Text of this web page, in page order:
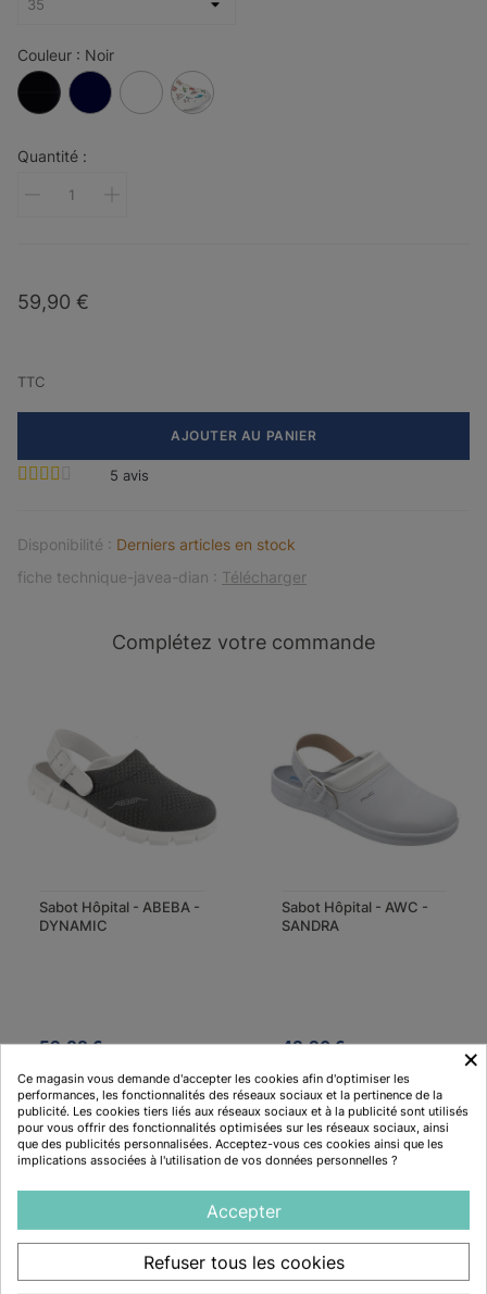
Couleur : Noir
Noir
Bleu
foncé
Blanc
Quantité :
59,90 €
TTC
AJOUTER AU PANIER
5 avis
Disponibilité : Derniers articles en stock
fiche technique-javea-dian : Télécharger
Complétez votre commande
Sabot Hôpital - ABEBA -
DYNAMIC
59,88 €
Sabot Hôpital - AWC -
SANDRA
43,90 €
Description
Caractéristiques
×
Ce magasin vous demande d'accepter les cookies afin d'optimiser les
performances, les fonctionnalités des réseaux sociaux et la pertinence de la
publicité. Les cookies tiers liés aux réseaux sociaux et à la publicité sont utilisés
pour vous offrir des fonctionnalités optimisées sur les réseaux sociaux, ainsi
que des publicités personnalisées. Acceptez-vous ces cookies ainsi que les
implications associées à l'utilisation de vos données personnelles ?
Accepter
Refuser tous les cookies